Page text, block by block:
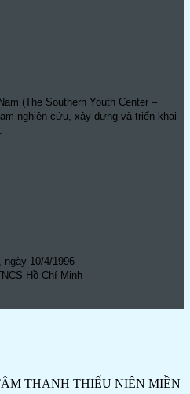
(The Southern Youth Center –
nghiên cứu, xây dựng và triển khai
10/4/1996
Hồ Chí Minh
THANH THIẾU NIÊN MIỀN